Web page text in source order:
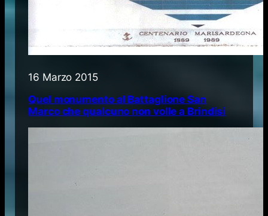
16 Marzo 2015
Quel monumento al Battaglione San
Marco che qualcuno non volle a Brindisi